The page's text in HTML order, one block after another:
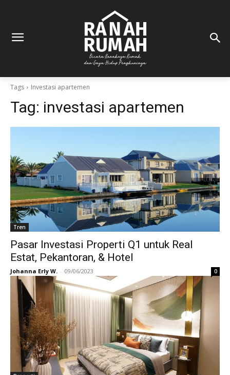
Tags Investasi apartemen
Tag: investasi apartemen
Tren
Pasar Investasi Properti Q1 untuk Real
Estat, Pekantoran, & Hotel
Johanna Erly W. - 09/06/2023 0